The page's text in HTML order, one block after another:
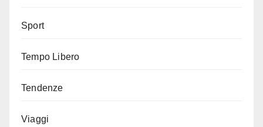
Sport
Tempo Libero
Tendenze
Viaggi